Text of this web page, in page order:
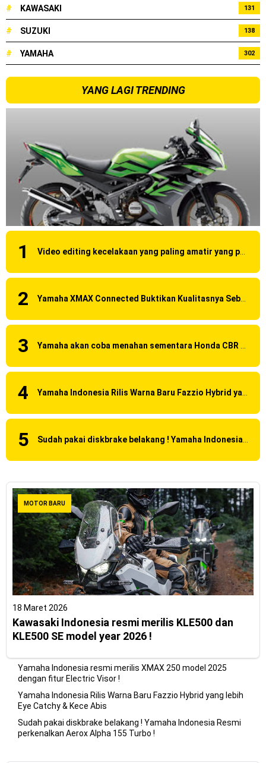
Honda Rilis CBR1000RR-R 2023 Anniversary Edition !
MotoGP Amerika : Alex Rins berhasil juara pertama dan
perdana di tim LCR Honda !
Indahnya Sore di Kota Medan
Impresi pertama Kawasaki Ninja ZX-4RR 2023 yang cuma
ada 2 dikota Medan !
Event Customaxi & Yard Built 2023 Resmi Dimulai !
Kawasaki Indonesia resmi merilis KLE500 dan KLE500 SE
# KAWASAKI 131
# SUZUKI 138
# YAMAHA 302
YANG LAGI TRENDING
MOTOR BARU
18 Maret 2026
Kawasaki Indonesia resmi merilis KLE500 dan
KLE500 SE model year 2026 !
Yamaha Indonesia resmi merilis XMAX 250 model 2025
dengan fitur Electric Visor !
Yamaha Indonesia Rilis Warna Baru Fazzio Hybrid yang lebih
Eye Catchy & Kece Abis
Sudah pakai diskbrake belakang ! Yamaha Indonesia Resmi
perkenalkan Aerox Alpha 155 Turbo !